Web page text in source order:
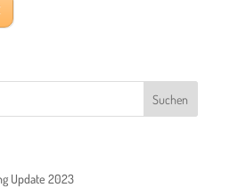
Update 2023